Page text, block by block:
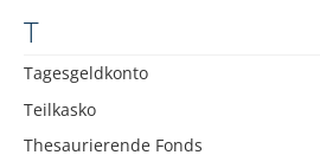
T
Tagesgeldkonto
Teilkasko
Thesaurierende Fonds